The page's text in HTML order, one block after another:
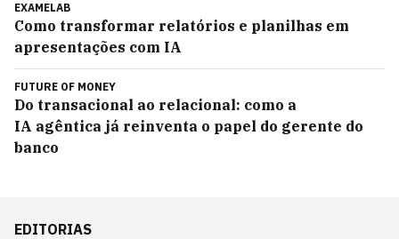
EXAMELAB
Como transformar relatórios e planilhas em
apresentações com IA
FUTURE OF MONEY
Do transacional ao relacional: como a
IA agêntica já reinventa o papel do gerente do
banco
EDITORIAS